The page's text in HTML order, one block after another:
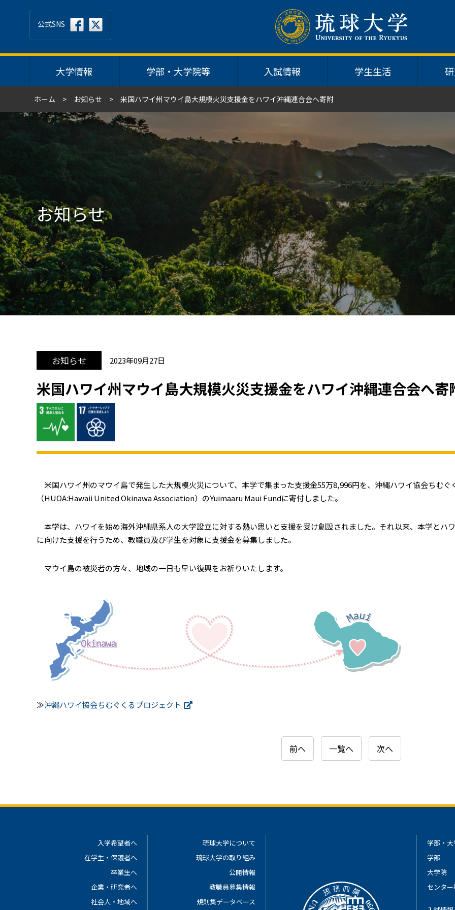
大学情報 学部・大学院等 入試情報 学生生活
公式SNS
ホーム お知らせ 米国ハワイ州マウイ島大規模火災支援金をハワイ沖縄連合会へ寄附
お知らせ
お知らせ 2023年09月27日
米国ハワイ州マウイ島大規模火災支援金をハワイ沖縄連合会へ寄
米国ハワイ州のマウイ島で発生した大規模火災について、本学で集まった支援金55万8,996円を、沖縄ハワイ協会ちむ
（HUOA:Hawaii United Okinawa Association）のYuimaaru Maui Fundに寄付しました。
本学は、ハワイを始め海外沖縄県系人の大学設立に対する熱い思いと支援を受け創設されました。それ以来、本学とハ
に向けた支援を行うため、教職員及び学生を対象に支援金を募集しました。
マウイ島の被災者の方々、地域の一日も早い復興をお祈りいたします。
≫沖縄ハワイ協会ちむぐくるプロジェクト
前へ 一覧へ 次へ
入学希望者へ
在学生・保護者へ
卒業生へ
企業・研究者へ
社会人・地域へ
琉球大学について
琉球大学の取り組み
公開情報
教職員募集情報
規則集データベース
学部・
学部
大学院
センター